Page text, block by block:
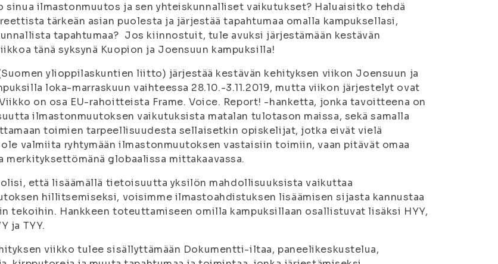
sinua ilmastonmuutos ja sen yhteiskunnalliset vaikutukset? Haluaisitko tehdä
tärkeän asian puolesta ja järjestää tapahtumaa omalla kampuksellasi,
tapahtumaa? Jos kiinnostuit, tule avuksi järjestämään kestävän
tänä syksynä Kuopion ja Joensuun kampuksilla!
(Suomen ylioppilaskuntien liitto) järjestää kestävän kehityksen viikon Joensuun ja
loka-marraskuun vaihteessa 28.10.-3.11.2019, mutta viikon järjestelyt ovat
on osa EU-rahoitteista Frame. Voice. Report! -hanketta, jonka tavoitteena on
ilmastonmuutoksen vaikutuksista matalan tulotason maissa, sekä samalla
toimien tarpeellisuudesta sellaisetkin opiskelijat, jotka eivät vielä
valmiita ryhtymään ilmastonmuutoksen vastaisiin toimiin, vaan pitävät omaa
merkityksettömänä globaalissa mittakaavassa.
että lisäämällä tietoisuutta yksilön mahdollisuuksista vaikuttaa
hillitsemiseksi, voisimme ilmastoahdistuksen lisäämisen sijasta kannustaa
tekoihin. Hankkeen toteuttamiseen omilla kampuksillaan osallistuvat lisäksi HYY,
ja TYY.
viikko tulee sisällyttämään Dokumentti-iltaa, paneelikeskustelua,